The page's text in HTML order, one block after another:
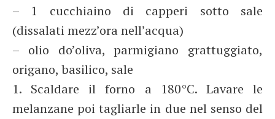
– 1 cucchiaino di capperi sotto sale
(dissalati mezz’ora nell’acqua)
– olio do’oliva, parmigiano grattuggiato,
origano, basilico, sale
1. Scaldare il forno a 180°C. Lavare le
melanzane poi tagliarle in due nel senso del